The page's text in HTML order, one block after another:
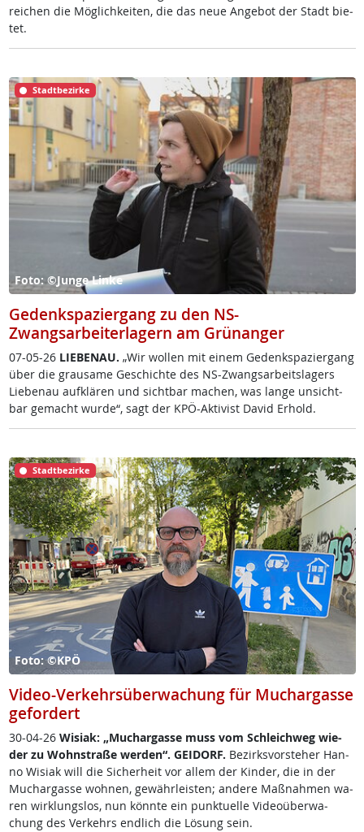
rei­chen die Mög­lich­kei­ten, die das neue An­ge­bot der Stadt bie­
tet.
Stadtbezirke
Foto: ©Junge Linke
Gedenkspaziergang zu den NS-
Zwangsarbeiterlagern am Grünanger
07-05-26 LIE­BENAU. „Wir wol­len mit ei­nem Ge­denk­spa­zier­gang
über die grau­sa­me Ge­schich­te des NS-Zwangs­ar­beits­la­gers
Lie­benau auf­klä­ren und sicht­bar ma­chen, was lan­ge un­sicht­
bar ge­macht wur­de“, sagt der KPÖ-Ak­ti­vist Da­vid Er­hold.
Stadtbezirke
Foto: ©KPÖ
Video-Verkehrsüberwachung für Muchargasse
gefordert
30-04-26 Wi­siak: „Much­ar­gas­se muss vom Sch­leich­weg wie­
der zu Wohn­stra­ße wer­den“. GEI­DORF. Be­zirks­vor­ste­her Han­
no Wi­siak will die Si­cher­heit vor al­lem der Kin­der, die in der
Much­ar­gas­se woh­nen, ge­währ­leis­ten; an­de­re Maß­nah­men wa­
ren wir­k­lungs­los, nun könn­te ein punk­tu­el­le Vi­deo­über­wa­
chung des Ver­kehrs end­lich die Lö­sung sein.